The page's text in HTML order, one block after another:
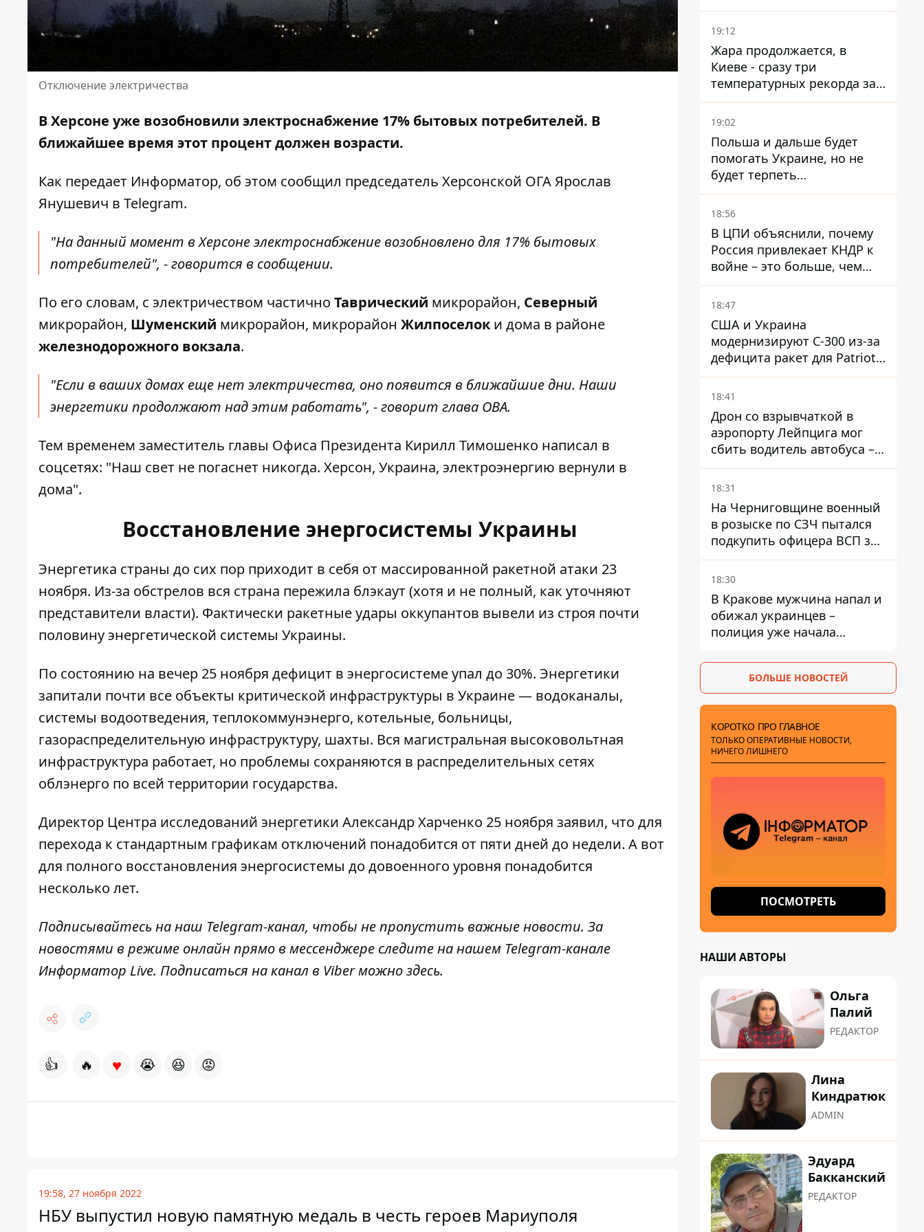
Отключение электричества
В Херсоне уже возобновили электроснабжение 17% бытовых потребителей. В
ближайшее время этот процент должен возрасти.
Как передает Информатор, об этом сообщил председатель Херсонской ОГА Ярослав
Янушевич в Telegram.
"На данный момент в Херсоне электроснабжение возобновлено для 17% бытовых
потребителей", - говорится в сообщении.
По его словам, с электричеством частично Таврический микрорайон, Северный
микрорайон, Шуменский микрорайон, микрорайон Жилпоселок и дома в районе
железнодорожного вокзала.
"Если в ваших домах еще нет электричества, оно появится в ближайшие дни. Наши
энергетики продолжают над этим работать", - говорит глава ОВА.
Тем временем заместитель главы Офиса Президента Кирилл Тимошенко написал в
соцсетях: "Наш свет не погаснет никогда. Херсон, Украина, электроэнергию вернули в
дома".
Восстановление энергосистемы Украины
Энергетика страны до сих пор приходит в себя от массированной ракетной атаки 23
ноября. Из-за обстрелов вся страна пережила блэкаут (хотя и не полный, как уточняют
представители власти). Фактически ракетные удары оккупантов вывели из строя почти
половинуэнергетической системы Украины.
По состоянию на вечер 25 ноября дефицит в энергосистемеупал до 30%. Энергетики
запитали почти все объекты критической инфраструктуры в Украине — водоканалы,
системы водоотведения, теплокоммунэнерго, котельные, больницы,
газораспределительную инфраструктуру, шахты. Вся магистральная высоковольтная
инфраструктура работает, но проблемы сохраняются в распределительных сетях
облэнерго по всей территории государства.
Директор Центра исследований энергетики Александр Харченко 25 ноября заявил, что для
перехода к стандартным графикам отключений понадобится от пяти дней до недели. А вот
для полного восстановления энергосистемы до довоенного уровня понадобится
несколько лет.
Подписывайтесь на наш Telegram-канал, чтобы не пропустить важные новости. За
новостями в режиме онлайн прямо в мессенджере следите на нашем Telegram-канале
Информатор Live. Подписаться на канал в Viber можноздесь.
👍 🔥 ♥ 😭 😆 😡
19:58, 27 ноября 2022
НБУ выпустил новую памятную медаль в честь героев Мариуполя
баллистические ракеты
19:12
Жара продолжается, в
Киеве - сразу три
температурных рекорда за
день
19:02
Польша и дальше будет
помогать Украине, но не
будет терпеть
"бандеровскую символику" -
Навроцкий
18:56
В ЦПИ объяснили, почему
Россия привлекает КНДР к
войне – это больше, чем
ракеты
18:47
США и Украина
модернизируют С-300 из-за
дефицита ракет для Patriot -
СМИ
18:41
Дрон со взрывчаткой в ​​
аэропорту Лейпцига мог
сбить водитель автобуса –
Welt
18:31
На Черниговщине военный
в розыске по СЗЧ пытался
подкупить офицера ВСП за
40 тысяч гривен
18:30
В Кракове мужчина напал и
обижал украинцев –
полиция уже начала
БОЛЬШЕ НОВОСТЕЙ
КОРОТКО ПРО ГЛАВНОЕ
ТОЛЬКО ОПЕРАТИВНЫЕ НОВОСТИ,
НИЧЕГО ЛИШНЕГО
ПОСМОТРЕТЬ
НАШИ АВТОРЫ
Ольга
Палий
РЕДАКТОР
Лина
Киндратюк
ADMIN
Эдуард
Бакканский
РЕДАКТОР